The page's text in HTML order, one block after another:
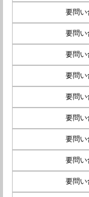
要問い
要問い
要問い
要問い
要問い
要問い
要問い
要問い
要問い